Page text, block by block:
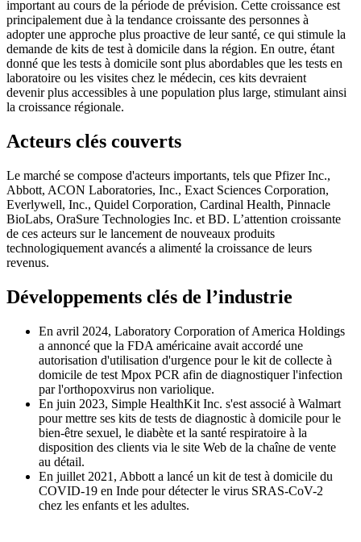
important au cours de la période de prévision. Cette croissance est
principalement due à la tendance croissante des personnes à
adopter une approche plus proactive de leur santé, ce qui stimule la
demande de kits de test à domicile dans la région. En outre, étant
donné que les tests à domicile sont plus abordables que les tests en
laboratoire ou les visites chez le médecin, ces kits devraient
devenir plus accessibles à une population plus large, stimulant ainsi
la croissance régionale.
Acteurs clés couverts
Le marché se compose d'acteurs importants, tels que Pfizer Inc.,
Abbott, ACON Laboratories, Inc., Exact Sciences Corporation,
Everlywell, Inc., Quidel Corporation, Cardinal Health, Pinnacle
BioLabs, OraSure Technologies Inc. et BD. L’attention croissante
de ces acteurs sur le lancement de nouveaux produits
technologiquement avancés a alimenté la croissance de leurs
revenus.
Développements clés de l’industrie
En avril 2024, Laboratory Corporation of America Holdings
a annoncé que la FDA américaine avait accordé une
autorisation d'utilisation d'urgence pour le kit de collecte à
domicile de test Mpox PCR afin de diagnostiquer l'infection
par l'orthopoxvirus non variolique.
En juin 2023, Simple HealthKit Inc. s'est associé à Walmart
pour mettre ses kits de tests de diagnostic à domicile pour le
bien-être sexuel, le diabète et la santé respiratoire à la
disposition des clients via le site Web de la chaîne de vente
au détail.
En juillet 2021, Abbott a lancé un kit de test à domicile du
COVID-19 en Inde pour détecter le virus SRAS-CoV-2
chez les enfants et les adultes.